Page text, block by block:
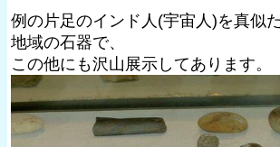
例の片足のインド人(宇宙人)を真似
地域の石器で、
この他にも沢山展示してあります。